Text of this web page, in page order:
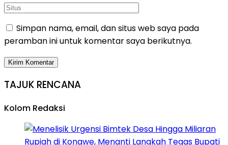
Simpan nama, email, dan situs web saya pada
peramban ini untuk komentar saya berikutnya.
TAJUK RENCANA
Kolom Redaksi